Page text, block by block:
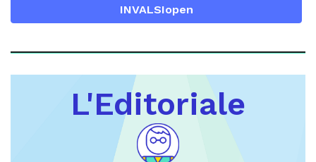
INVALSIopen
L'Editoriale